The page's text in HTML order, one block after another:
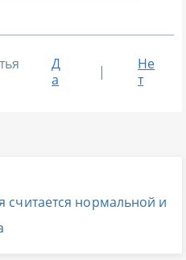
Д
а
|
Не
т
считается нормальной и